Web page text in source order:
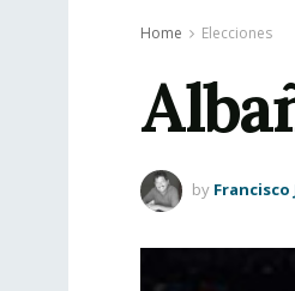
Home Elecciones
by Francisco